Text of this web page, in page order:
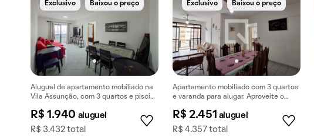
Exclusivo Baixou o preço
Aluguel de apartamento mobiliado na
Vila Assunção, com 3 quartos e piscina
R$ 1.940 aluguel
R$ 3.432 total
Exclusivo Baixou o preço
Apartamento mobiliado com 3 quartos
e varanda para alugar. Aproveite o
R$ 2.451 aluguel
R$ 4.357 total